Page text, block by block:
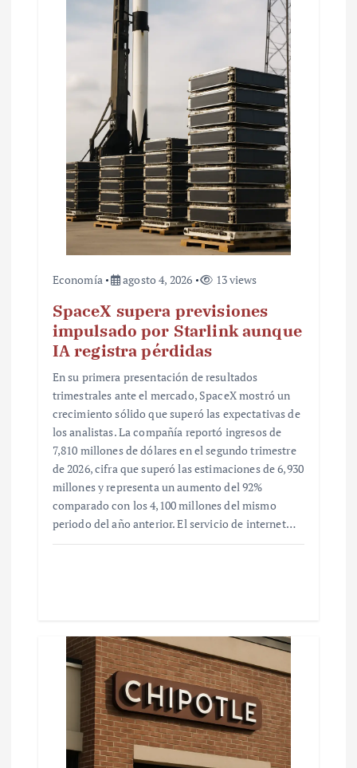
Economía agosto 4, 2026 13 views
SpaceX supera previsiones
impulsado por Starlink aunque
IA registra pérdidas
En su primera presentación de resultados
trimestrales ante el mercado, SpaceX mostró un
crecimiento sólido que superó las expectativas de
los analistas. La compañía reportó ingresos de
7,810 millones de dólares en el segundo trimestre
de 2026, cifra que superó las estimaciones de 6,930
millones y representa un aumento del 92%
comparado con los 4,100 millones del mismo
periodo del año anterior. El servicio de internet…